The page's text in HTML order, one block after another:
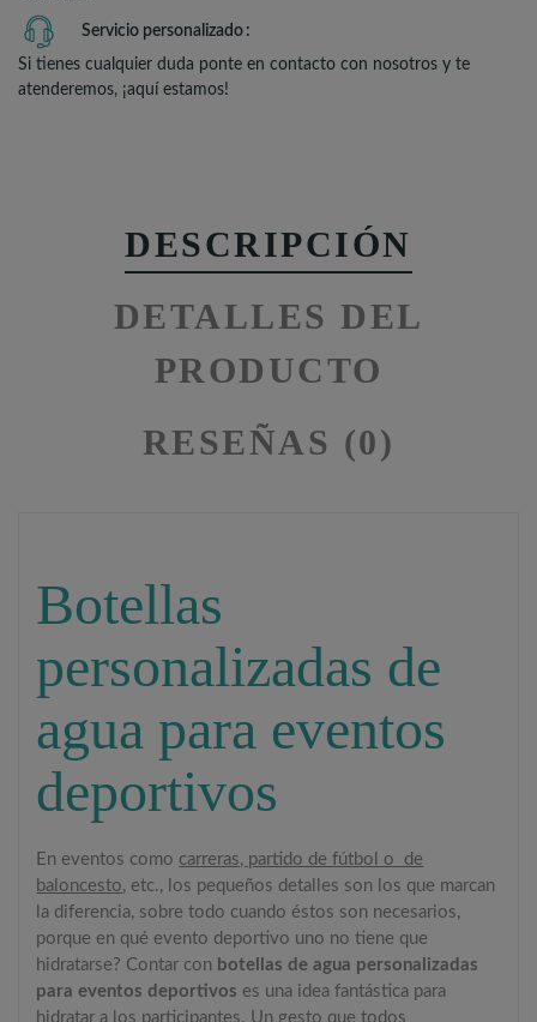
Servicio personalizado
Si tienes cualquier duda ponte en contacto con nosotros y te
atenderemos, ¡aquí estamos!
DESCRIPCIÓN
DETALLES DEL
PRODUCTO
RESEÑAS (0)
Botellas
personalizadas de
agua para eventos
deportivos
En eventos como carreras, partido de fútbol o de
baloncesto, etc., los pequeños detalles son los que marcan
la diferencia, sobre todo cuando éstos son necesarios,
porque en qué evento deportivo uno no tiene que
hidratarse? Contar con botellas de agua personalizadas
para eventos deportivos es una idea fantástica para
hidratar a los participantes. Un gesto que todos